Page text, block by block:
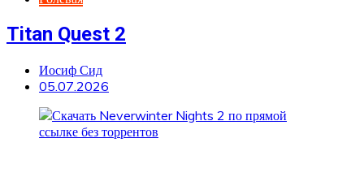
Titan Quest 2
Иосиф Сид
05.07.2026